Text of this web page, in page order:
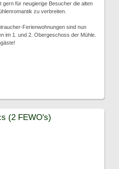
gern für neugierige Besucher die alten
zu verbreiten.
Ferienwohnungen sind nun
im 1. und 2. Obergeschoss der Mühle.
(2 FEWO's)